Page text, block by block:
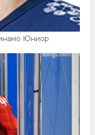
Юниор